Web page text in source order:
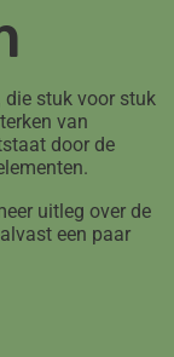
die stuk voor stuk
van
door de
uitleg over de
een paar